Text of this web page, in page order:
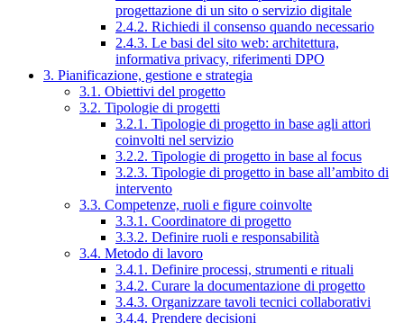
progettazione di un sito o servizio digitale
2.4.2. Richiedi il consenso quando necessario
2.4.3. Le basi del sito web: architettura,
informativa privacy, riferimenti DPO
3. Pianificazione, gestione e strategia
3.1. Obiettivi del progetto
3.2. Tipologie di progetti
3.2.1. Tipologie di progetto in base agli attori
coinvolti nel servizio
3.2.2. Tipologie di progetto in base al focus
3.2.3. Tipologie di progetto in base all’ambito di
intervento
3.3. Competenze, ruoli e figure coinvolte
3.3.1. Coordinatore di progetto
3.3.2. Definire ruoli e responsabilità
3.4. Metodo di lavoro
3.4.1. Definire processi, strumenti e rituali
3.4.2. Curare la documentazione di progetto
3.4.3. Organizzare tavoli tecnici collaborativi
3.4.4. Prendere decisioni